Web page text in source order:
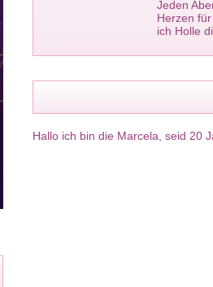
Jeden
Herzen
ich Holle
Hallo ich bin die Marcela, seid 20